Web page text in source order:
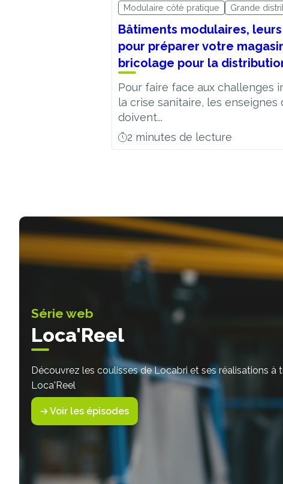
Modulaire côté pratique Grande
Bâtiments modulaires,
pour préparer votre
bricolage pour la
Pour faire face aux challenges
la crise sanitaire, les enseignes
doivent...
2 minutes de lecture
Série web
Loca'Reel
Découvrez les coulisses de Locabri et ses réalisations à
Loca'Reel
Voir les épisodes